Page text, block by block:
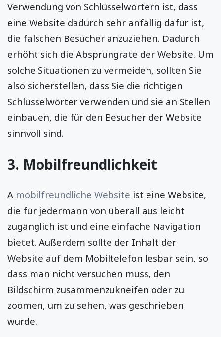
Verwendung von Schlüsselwörtern ist, dass
eine Website dadurch sehr anfällig dafür ist,
die falschen Besucher anzuziehen. Dadurch
erhöht sich die Absprungrate der Website. Um
solche Situationen zu vermeiden, sollten Sie
also sicherstellen, dass Sie die richtigen
Schlüsselwörter verwenden und sie an Stellen
einbauen, die für den Besucher der Website
sinnvoll sind.
3. Mobilfreundlichkeit
A mobilfreundliche Website ist eine Website,
die für jedermann von überall aus leicht
zugänglich ist und eine einfache Navigation
bietet. Außerdem sollte der Inhalt der
Website auf dem Mobiltelefon lesbar sein, so
dass man nicht versuchen muss, den
Bildschirm zusammenzukneifen oder zu
zoomen, um zu sehen, was geschrieben
wurde.